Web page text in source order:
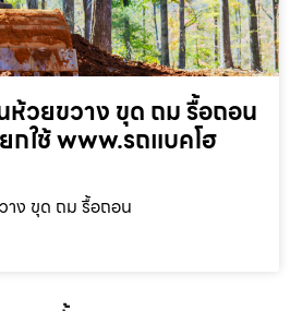
ห้วยขวาง ขุด ถม รื้อถอน
กใช้ www.รถแบคโฮ
าง ขุด ถม รื้อถอน